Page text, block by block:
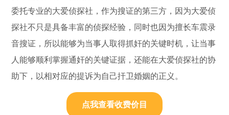
委托专业的大爱侦探社，作为搜证的第三方，因为大爱侦
探社不只是具备丰富的侦探经验，同时也因为擅长车震录
音搜证，所以能够为当事人取得抓奸的关键时机，让当事
人能够顺利掌握通奸的关键证据，还能在大爱侦探社的协
助下，以相对应的提诉为自己扞卫婚姻的正义。
点我查看收费价目